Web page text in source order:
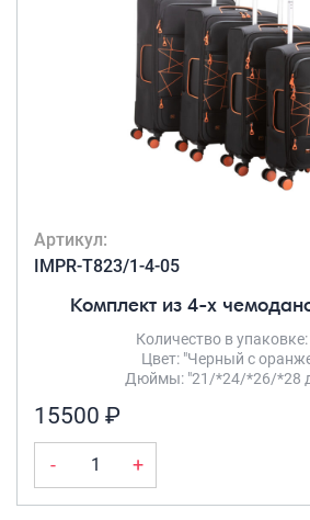
Артикул:
IMPR-T823/1-4-05
Комплект из 4-х
Количество в
Цвет: "Черный с
Дюймы: "21/*24/*26/*28
15500 ₽
- +